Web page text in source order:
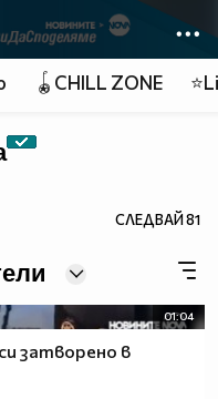
🪀CHILL ZONE
СЛЕДВАЙ81
01:04
затворено в